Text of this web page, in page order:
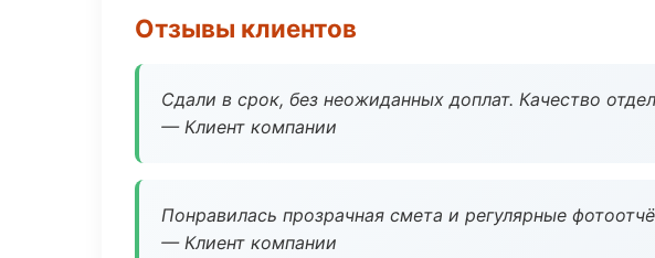
Отзывы клиентов
Сдали в срок, без неожиданных доплат. Качество
— Клиент компании
Понравилась прозрачная смета и регулярные
— Клиент компании